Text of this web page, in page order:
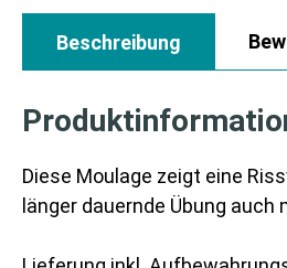
Beschreibung
Diese Moulage zeigt eine
länger dauernde Übung